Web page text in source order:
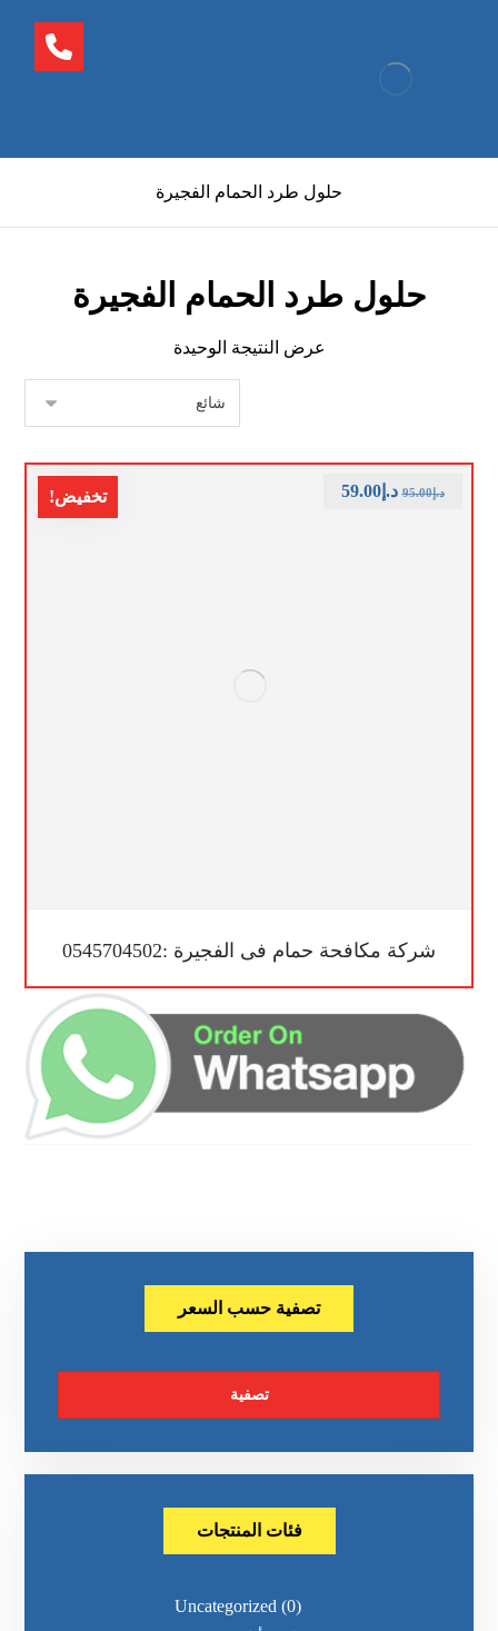
حلول طرد الحمام الفجيرة
حلول طرد الحمام الفجيرة
عرض النتيجة الوحيدة
تخفيض!
شركة مكافحة حمام فى الفجيرة :0545704502
د.إ95.00 د.إ59.00
تصفية حسب السعر
تصفية
فئات المنتجات
Uncategorized (0)